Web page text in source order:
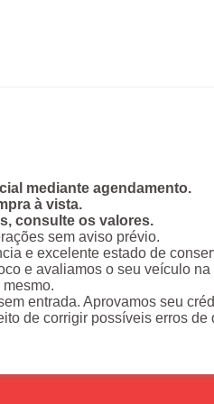
mediante agendamento.
à vista.
consulte os valores.
sem aviso prévio.
e excelente estado de
e avaliamos o seu veículo
entrada. Aprovamos seu
de corrigir possíveis erros